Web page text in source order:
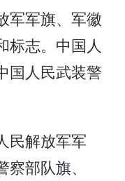
军旗、军徽
标志。中国人
国人民武装警
民解放军军
部队旗、